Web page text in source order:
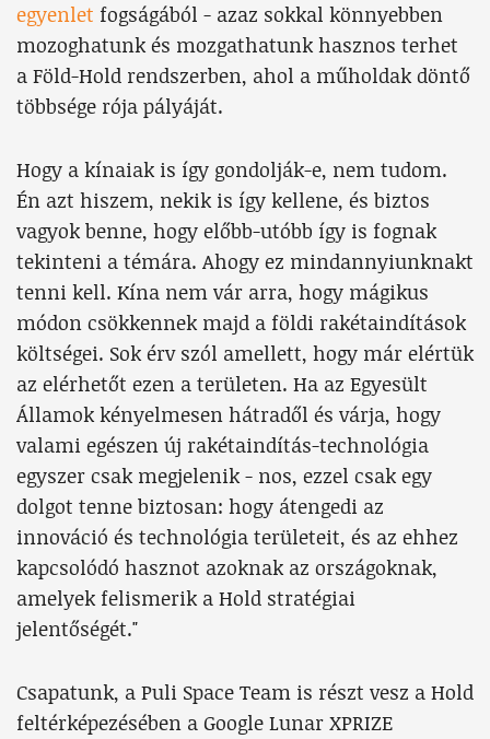
egyenlet fogságából - azaz sokkal könnyebben
mozoghatunk és mozgathatunk hasznos terhet
a Föld-Hold rendszerben, ahol a műholdak döntő
többsége rója pályáját.
Hogy a kínaiak is így gondolják-e, nem tudom.
Én azt hiszem, nekik is így kellene, és biztos
vagyok benne, hogy előbb-utóbb így is fognak
tekinteni a témára. Ahogy ez mindannyiunknakt
tenni kell. Kína nem vár arra, hogy mágikus
módon csökkennek majd a földi rakétaindítások
költségei. Sok érv szól amellett, hogy már elértük
az elérhetőt ezen a területen. Ha az Egyesült
Államok kényelmesen hátradől és várja, hogy
valami egészen új rakétaindítás-technológia
egyszer csak megjelenik - nos, ezzel csak egy
dolgot tenne biztosan: hogy átengedi az
innováció és technológia területeit, és az ehhez
kapcsolódó hasznot azoknak az országoknak,
amelyek felismerik a Hold stratégiai
jelentőségét."
Csapatunk, a Puli Space Team is részt vesz a Hold
feltérképezésében a Google Lunar XPRIZE